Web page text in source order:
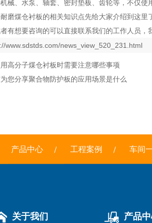
械、水泵、轴套、密封垫板、齿轮等，不仅使
磨煤仓衬板的相关知识点先给大家介绍到这
有想要咨询的可以直接联系我们的工作人员，
www.sdstds.com/news_view_520_231.html
高分子煤仓衬板时需要注意哪些事项
您分享聚合物防护板的应用场景是什么
产品中心 工程案例 车间
关于我们 产品